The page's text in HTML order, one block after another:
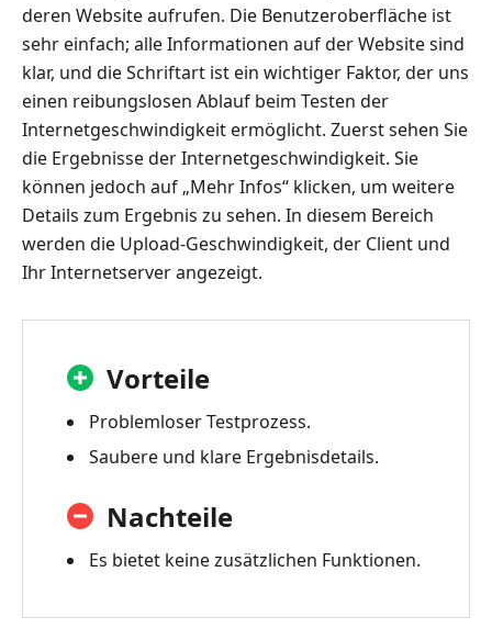
deren Website aufrufen. Die Benutzeroberfläche ist
sehr einfach; alle Informationen auf der Website sind
klar, und die Schriftart ist ein wichtiger Faktor, der uns
einen reibungslosen Ablauf beim Testen der
Internetgeschwindigkeit ermöglicht. Zuerst sehen Sie
die Ergebnisse der Internetgeschwindigkeit. Sie
können jedoch auf „Mehr Infos“ klicken, um weitere
Details zum Ergebnis zu sehen. In diesem Bereich
werden die Upload-Geschwindigkeit, der Client und
Ihr Internetserver angezeigt.
Vorteile
Problemloser Testprozess.
Saubere und klare Ergebnisdetails.
Nachteile
Es bietet keine zusätzlichen Funktionen.